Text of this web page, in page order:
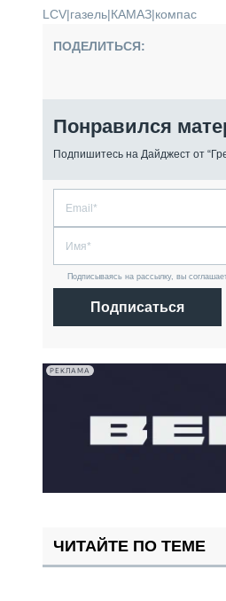
LCV|газель|КАМАЗ|компас
ПОДЕЛИТЬСЯ:
Понравился
Подпишитесь на Дайджест от
Подписываясь на рассылку, вы
Подписаться
РЕКЛАМА
ЧИТАЙТЕ ПО ТЕМЕ